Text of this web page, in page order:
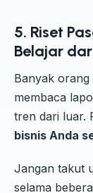
5. Riset
Belajar
Banyak
membaca
tren dari luar.
bisnis Anda
Jangan takut
selama